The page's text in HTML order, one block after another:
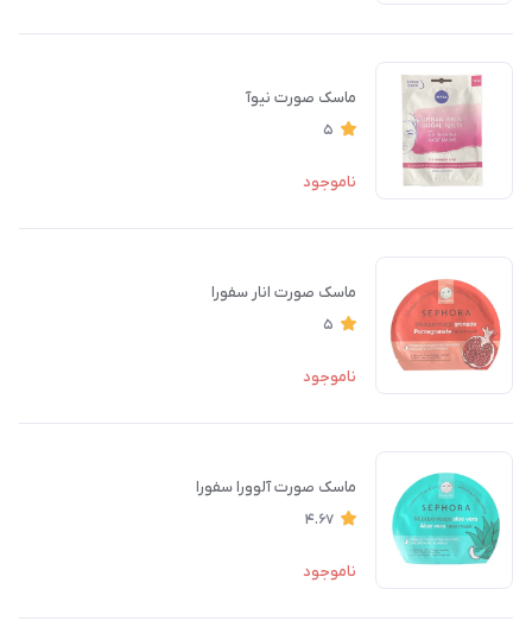
ماسک صورت نیوآ
5
ناموجود
ماسک صورت انار سفورا
5
ناموجود
ماسک صورت آلوورا سفورا
4.67
ناموجود